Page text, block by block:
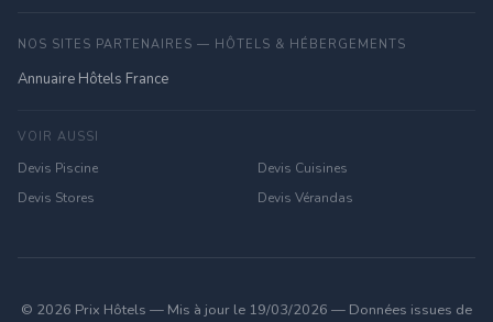
NOS SITES PARTENAIRES — HÔTELS & HÉBERGEMENTS
Annuaire Hôtels France
VOIR AUSSI
Devis Piscine
Devis Cuisines
Devis Stores
Devis Vérandas
© 2026 Prix Hôtels — Mis à jour le 19/03/2026 — Données issues de